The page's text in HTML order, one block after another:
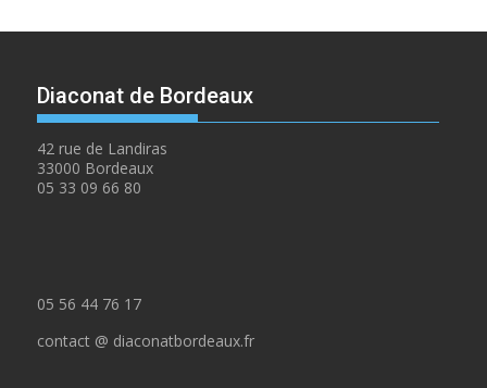
Diaconat de Bordeaux
42 rue de Landiras
33000 Bordeaux
05 33 09 66 80
05 56 44 76 17
contact @ diaconatbordeaux.fr